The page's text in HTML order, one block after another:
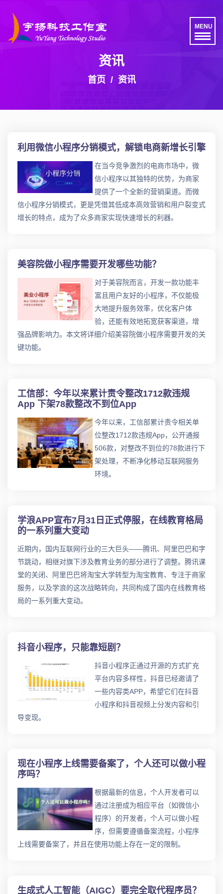
MENU
资讯
首页 资讯
利用微信小程序分销模式，解锁电商新增长引擎
在当今竞争激烈的电商市场中，微
信小程序以其独特的优势，为商家
提供了一个全新的营销渠道。而微
信小程序分销模式，更是凭借其低成本高效营销和用户裂变式
增长的特点，成为了众多商家实现快速增长的利器。
美容院做小程序需要开发哪些功能？
对于美容院而言，开发一款功能丰
富且用户友好的小程序，不仅能极
大地提升服务效率，优化客户体
验，还能有效地拓宽获客渠道，增
强品牌影响力。本文将详细介绍美容院做小程序需要开发的关
键功能。
工信部：今年以来累计责令整改1712款违规
App 下架78款整改不到位App
今年以来，工信部累计责令相关单
位整改1712款违规App，公开通报
506款，对整改不到位的78款进行下
架处理，不断净化移动互联网服务
环境。
学浪APP宣布7月31日正式停服，在线教育格局
的一系列重大变动
近期内，国内互联网行业的三大巨头——腾讯、阿里巴巴和字
节跳动，相继对旗下涉及教育业务的部分进行了调整。腾讯课
堂的关闭、阿里巴巴将淘宝大学转型为淘宝教育、专注于商家
服务，以及学浪的这次战略转向，共同构成了国内在线教育格
局的一系列重大变动。
抖音小程序，只能靠短剧？
抖音小程序正通过开源的方式扩充
平台内容多样性，抖音已经邀请了
一些内容类APP，希望它们在抖音
小程序和抖音视频上分发内容和引
导变现。
现在小程序上线需要备案了，个人还可以做小程
序吗？
根据最新的信息，个人开发者可以
通过注册成为相应平台（如微信小
程序）的开发者，个人可以做小程
序，但需要遵循备案流程，小程序
上线需要备案了，并且在使用功能上存在一定的限制。
生成式人工智能（AIGC）要完全取代程序员？